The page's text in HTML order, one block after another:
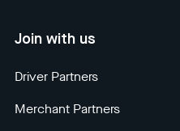
Join with us
Driver Partners
Merchant Partners